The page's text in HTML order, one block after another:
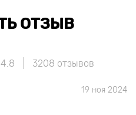
ОТЗЫВ
3208 отзывов
19 ноя 2024